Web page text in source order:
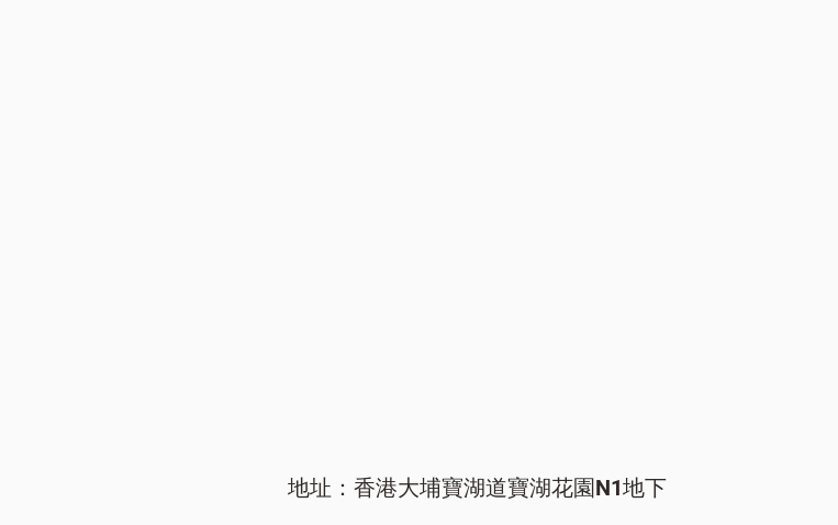
地址：香港大埔寶湖道寶湖花園N1地下